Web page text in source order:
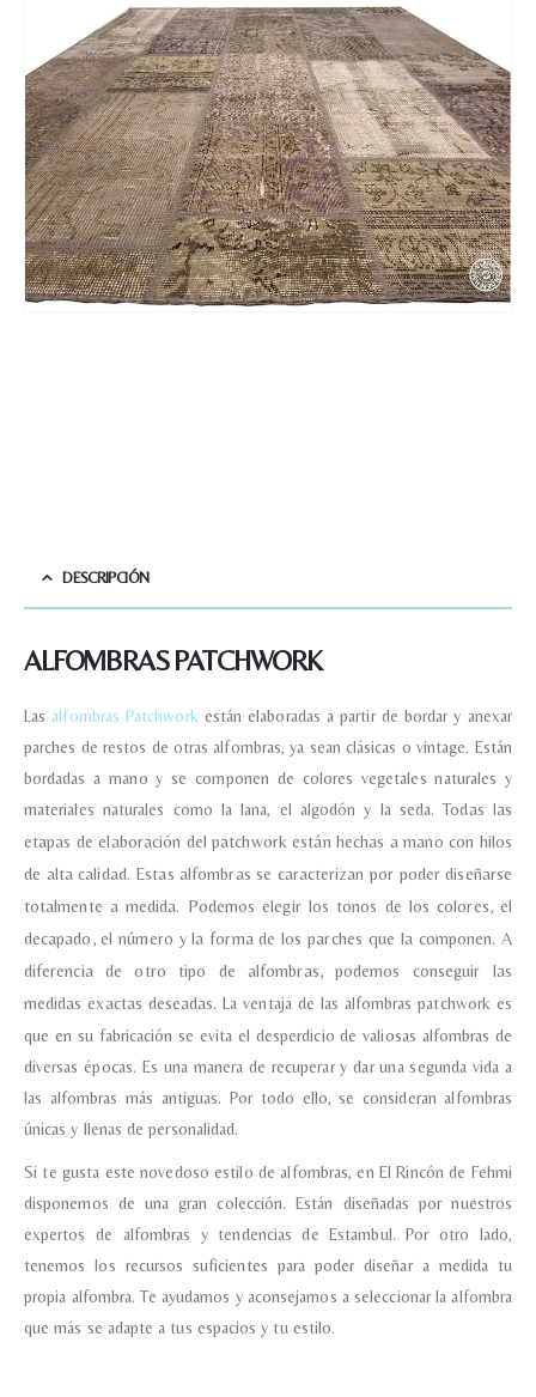
DESCRIPCIÓN
ALFOMBRAS PATCHWORK
Las alfombras Patchwork están elaboradas a partir de bordar y anexar
parches de restos de otras alfombras, ya sean clásicas o vintage. Están
bordadas a mano y se componen de colores vegetales naturales y
materiales naturales como la lana, el algodón y la seda.Todas las
etapas de elaboración del patchwork están hechas a mano con hilos
de alta calidad. Estas alfombras se caracterizan por poder diseñarse
totalmente a medida. Podemos elegir los tonos de los colores, el
decapado, el número y la forma de los parches que la componen. A
diferencia de otro tipo de alfombras, podemos conseguir las
medidas exactas deseadas.La ventaja de las alfombras patchwork es
que en su fabricación se evita el desperdicio de valiosas alfombras de
diversas épocas. Es una manera de recuperar y dar una segunda vida a
las alfombras más antiguas. Por todo ello, se consideran alfombras
únicas y llenas de personalidad.
Si te gusta este novedoso estilo de alfombras, en El Rincón de Fehmi
disponemos de una gran colección. Están diseñadas por nuestros
expertos de alfombras y tendencias de Estambul. Por otro lado,
tenemos los recursos suficientes para poder diseñar a medida tu
propia alfombra. Te ayudamos y aconsejamos a seleccionar la alfombra
que más se adapte a tus espacios y tu estilo.